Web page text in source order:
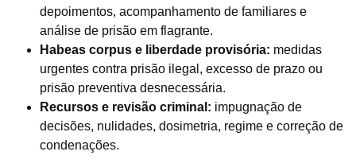
depoimentos, acompanhamento de familiares e
análise de prisão em flagrante.
Habeas corpus e liberdade provisória: medidas
urgentes contra prisão ilegal, excesso de prazo ou
prisão preventiva desnecessária.
Recursos e revisão criminal: impugnação de
decisões, nulidades, dosimetria, regime e correção de
condenações.